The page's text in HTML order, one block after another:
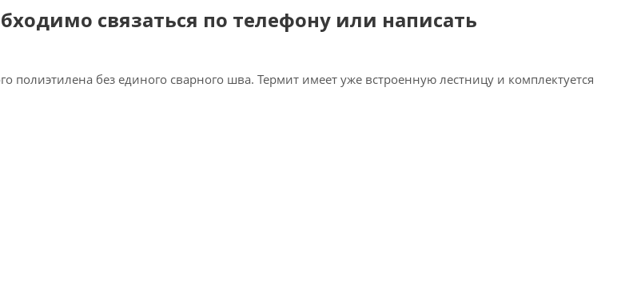
связаться по телефону или написать
без единого сварного шва. Термит имеет уже встроенную лестницу и комплектуется